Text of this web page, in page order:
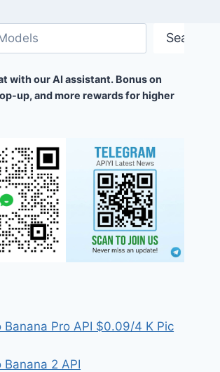
Search
with our AI assistant. Bonus on
up, and more rewards for higher
Banana Pro API $0.09/4 K Pic
Banana 2 API